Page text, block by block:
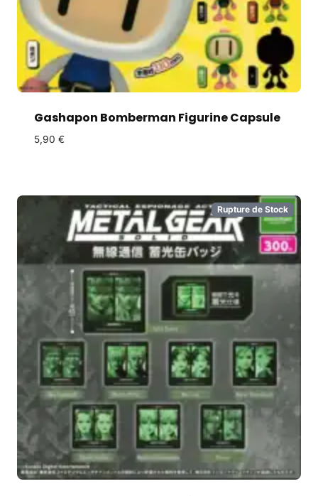
Gashapon Bomberman Figurine Capsule
5,90 €
Rupture de Stock